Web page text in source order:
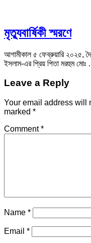
মৃত্যুবার্ষিকী স্মরণে
আগামীকাল ৫ ফেব্রুয়ারি ২০২৫,
ইসলাম-এর প্রিয় পিতা মরহুম
Leave a Reply
Your email address will
marked *
Comment*
Name *
Email *